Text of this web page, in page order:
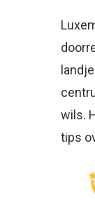
wils.
tips